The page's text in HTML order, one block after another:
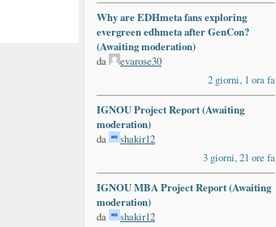
Why are EDHmeta fans exploring
evergreen edhmeta after GenCon?
(Awaiting moderation)
da
evarose30
2 giorni, 1 ora fa
IGNOU Project Report (Awaiting
moderation)
da
shakir12
3 giorni, 21 ore fa
IGNOU MBA Project Report (Awaiting
moderation)
da
shakir12